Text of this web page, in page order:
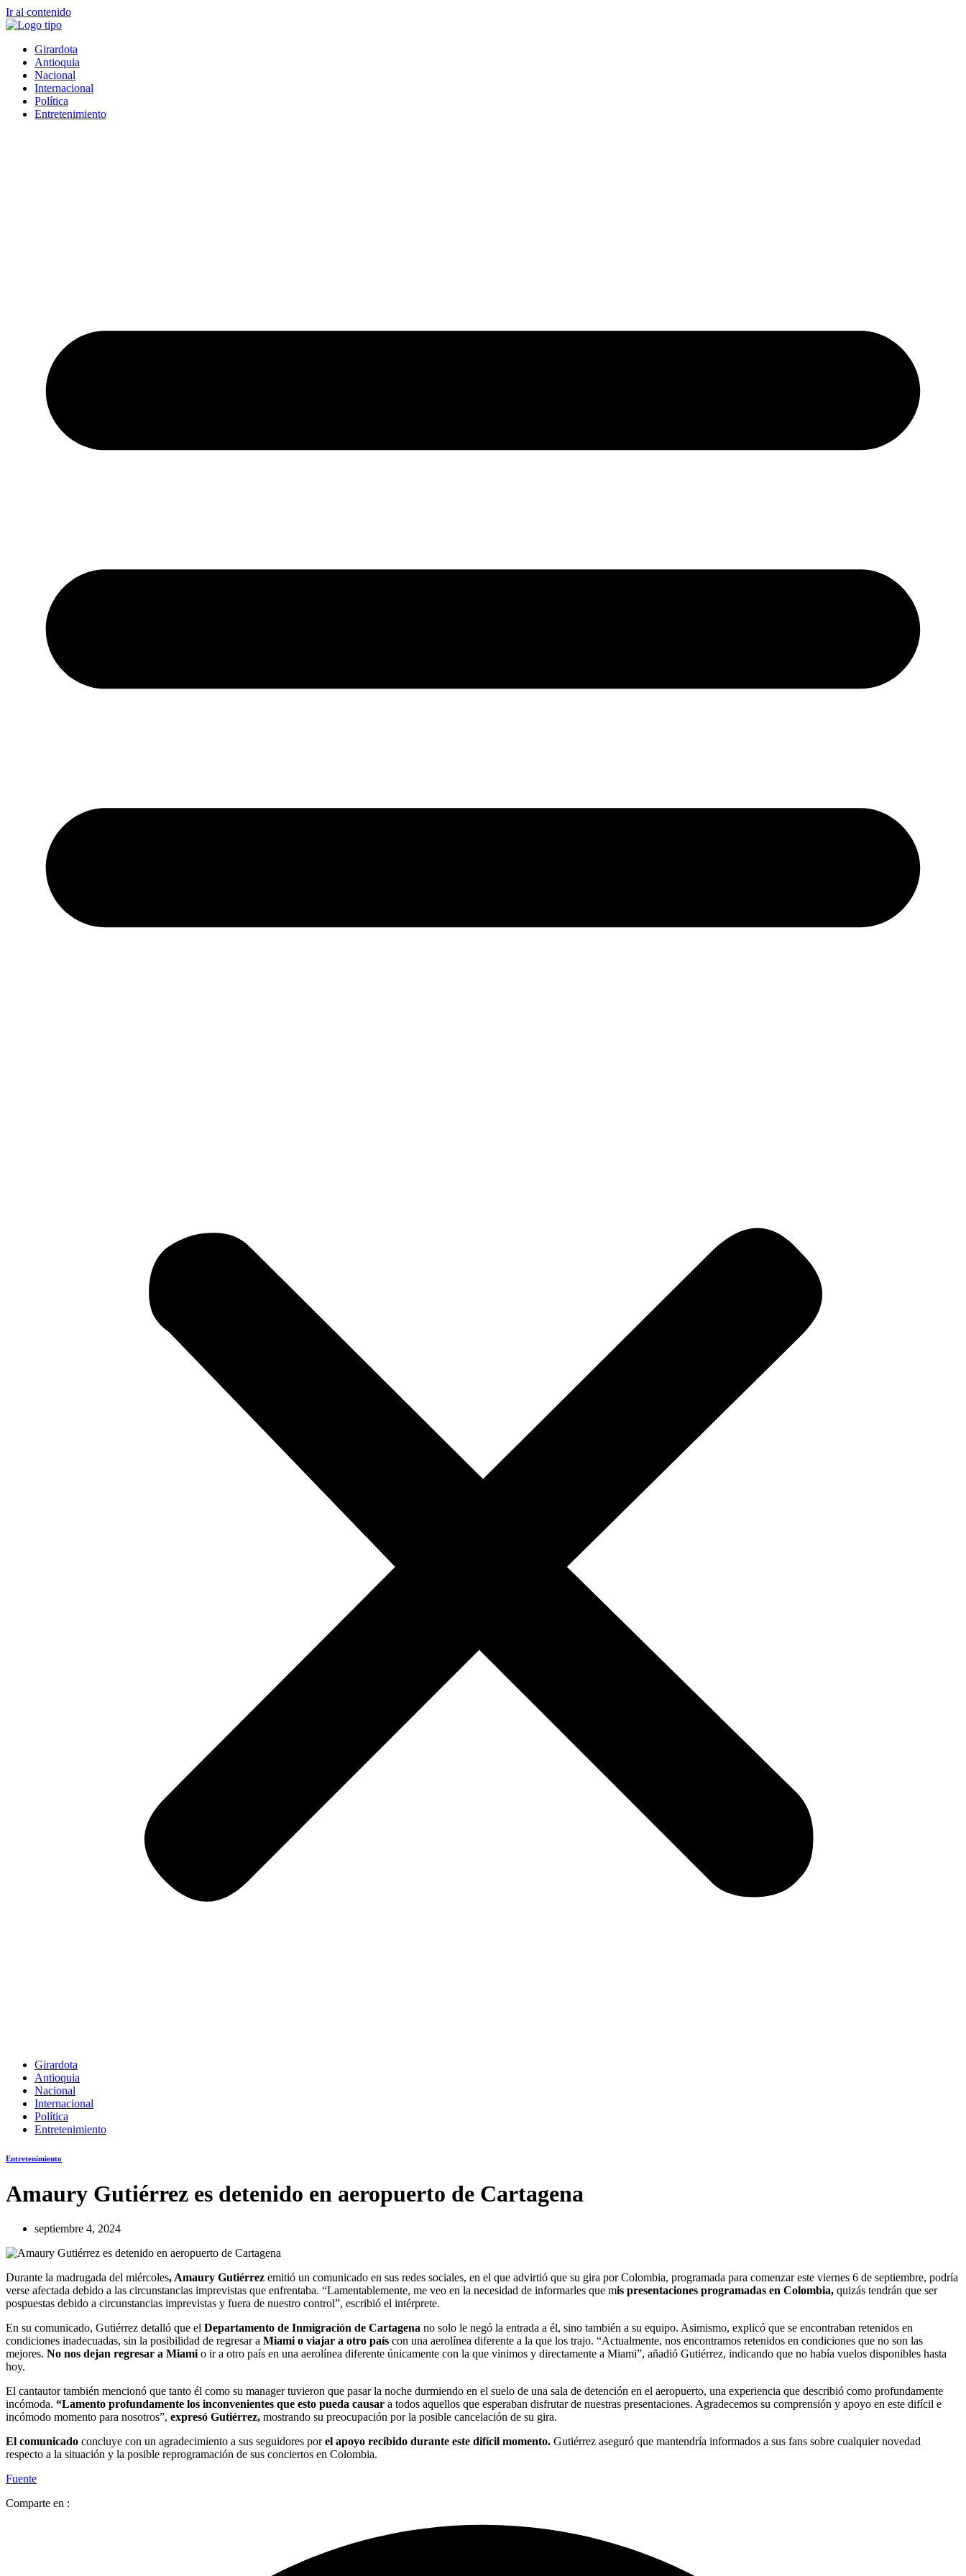
Ir al contenido
Girardota
Antioquia
Nacional
Internacional
Política
Entretenimiento
Girardota
Antioquia
Nacional
Internacional
Política
Entretenimiento
Entretenimiento
Amaury Gutiérrez es detenido en aeropuerto de Cartagena
septiembre 4, 2024
Durante la madrugada del miércoles, Amaury Gutiérrez emitió un comunicado en sus redes sociales, en el que advirtió que su gira por Colombia, programada para comenzar este viernes 6 de septiembre, podría
verse afectada debido a las circunstancias imprevistas que enfrentaba. “Lamentablemente, me veo en la necesidad de informarles que mis presentaciones programadas en Colombia, quizás tendrán que ser
pospuestas debido a circunstancias imprevistas y fuera de nuestro control”, escribió el intérprete.
En su comunicado, Gutiérrez detalló que el Departamento de Inmigración de Cartagena no solo le negó la entrada a él, sino también a su equipo. Asimismo, explicó que se encontraban retenidos en
condiciones inadecuadas, sin la posibilidad de regresar a Miami o viajar a otro país con una aerolínea diferente a la que los trajo. “Actualmente, nos encontramos retenidos en condiciones que no son las
mejores. No nos dejan regresar a Miami o ir a otro país en una aerolínea diferente únicamente con la que vinimos y directamente a Miami”, añadió Gutiérrez, indicando que no había vuelos disponibles hasta
hoy.
El cantautor también mencionó que tanto él como su manager tuvieron que pasar la noche durmiendo en el suelo de una sala de detención en el aeropuerto, una experiencia que describió como profundamente
incómoda. “Lamento profundamente los inconvenientes que esto pueda causar a todos aquellos que esperaban disfrutar de nuestras presentaciones. Agradecemos su comprensión y apoyo en este difícil e
incómodo momento para nosotros”, expresó Gutiérrez, mostrando su preocupación por la posible cancelación de su gira.
El comunicado concluye con un agradecimiento a sus seguidores porel apoyo recibido durante este difícil momento. Gutiérrez aseguró que mantendría informados a sus fans sobre cualquier novedad
respecto a la situación y la posible reprogramación de sus conciertos en Colombia.
Fuente
Comparte en :